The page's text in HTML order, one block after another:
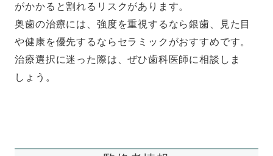
がかかると割れるリスクがあります。
奥歯の治療には、強度を重視するなら銀歯、見た目
や健康を優先するならセラミックがおすすめです。
治療選択に迷った際は、ぜひ歯科医師に相談しま
しょう。